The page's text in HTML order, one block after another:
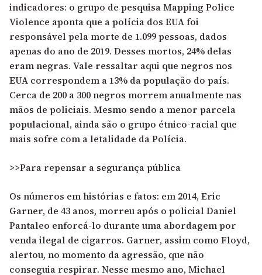
indicadores: o grupo de pesquisa Mapping Police
Violence aponta que a polícia dos EUA foi
responsável pela morte de 1.099 pessoas, dados
apenas do ano de 2019. Desses mortos, 24% delas
eram negras. Vale ressaltar aqui que negros nos
EUA correspondem a 13% da população do país.
Cerca de 200 a 300 negros morrem anualmente nas
mãos de policiais. Mesmo sendo a menor parcela
populacional, ainda são o grupo étnico-racial que
mais sofre com a letalidade da Polícia.
>>Para repensar a segurança pública
Os números em histórias e fatos: em 2014, Eric
Garner, de 43 anos, morreu após o policial Daniel
Pantaleo enforcá-lo durante uma abordagem por
venda ilegal de cigarros. Garner, assim como Floyd,
alertou, no momento da agressão, que não
conseguia respirar. Nesse mesmo ano, Michael